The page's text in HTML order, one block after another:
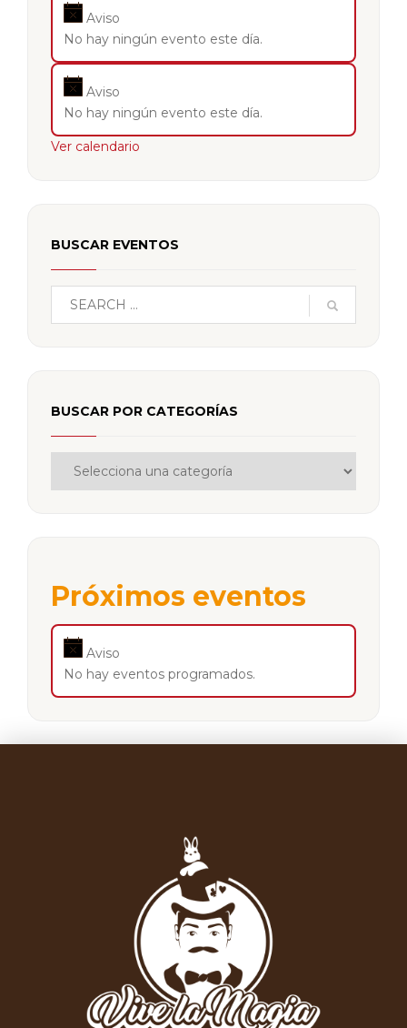
Aviso
No hay ningún evento este día.
Aviso
No hay ningún evento este día.
Ver calendario
BUSCAR EVENTOS
BUSCAR POR CATEGORÍAS
Próximos eventos
Aviso
No hay eventos programados.